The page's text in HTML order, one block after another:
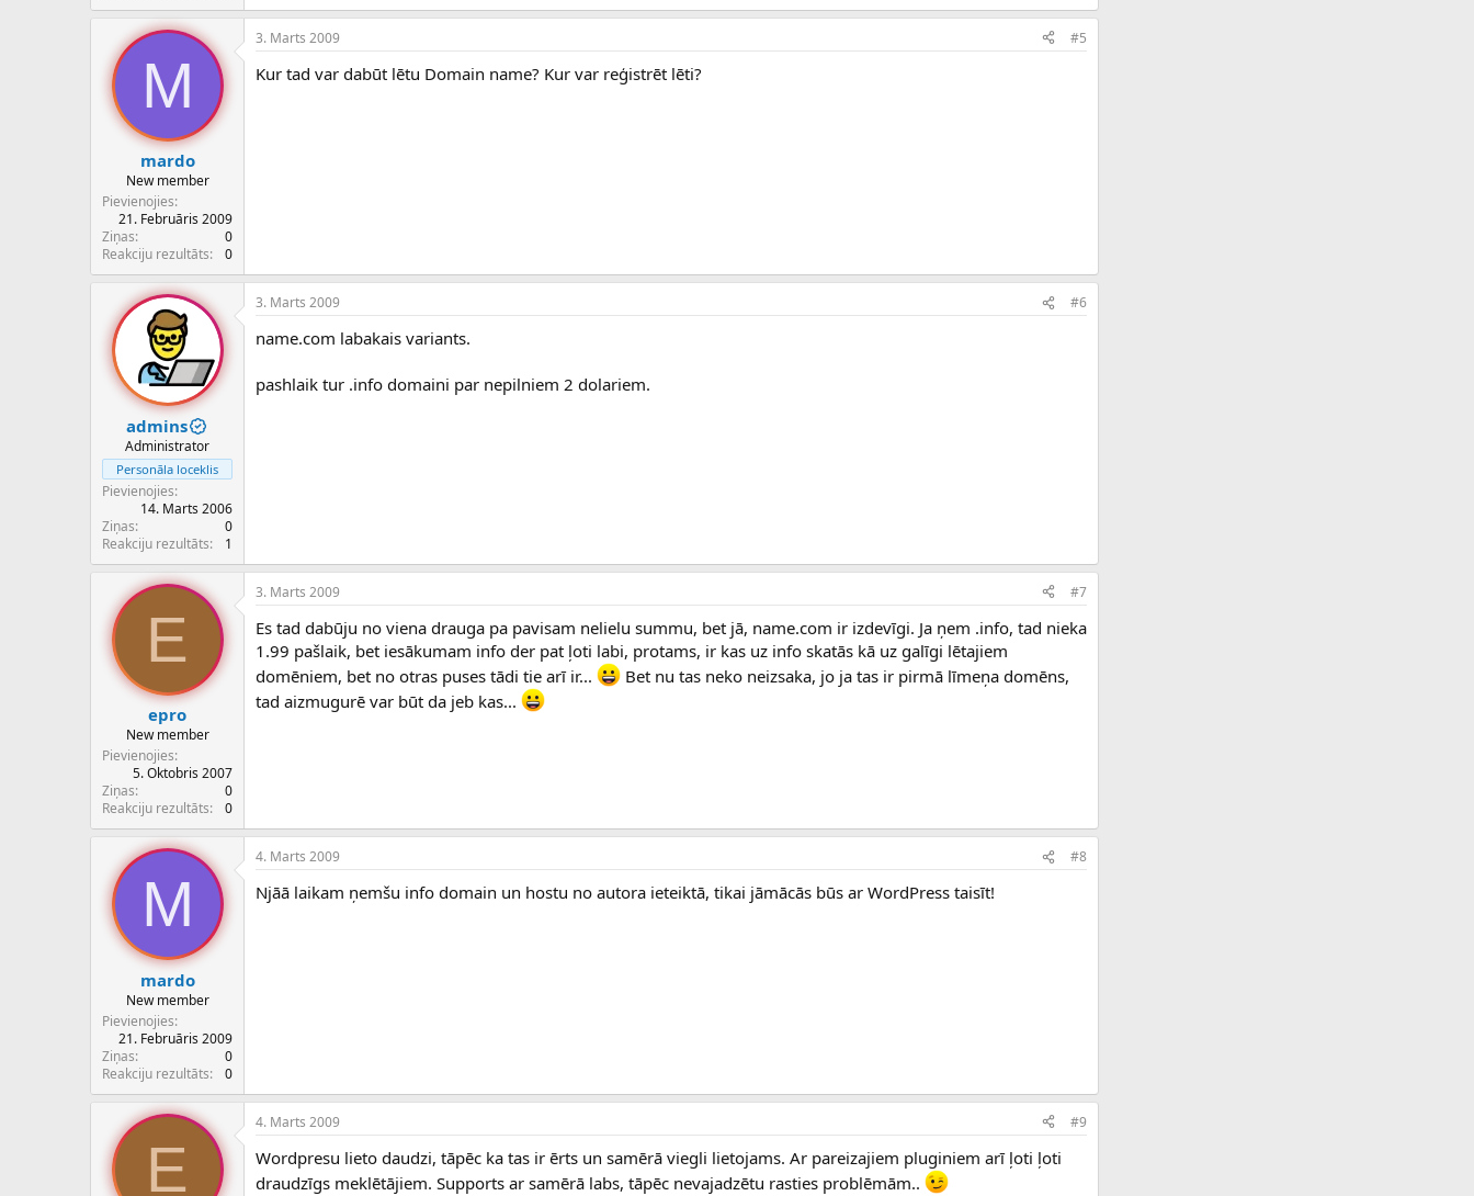
M
mardo
New member
Pievienojies
21. Februāris 2009
Ziņas
0
Reakciju rezultāts
0
3. Marts 2009 #5
Kur tad var dabūt lētu Domain name? Kur var reģistrēt lēti?
admins
Administrator
Personāla loceklis
Pievienojies
14. Marts 2006
Ziņas
0
Reakciju rezultāts
1
3. Marts 2009 #6
name.com labakais variants.
pashlaik tur .info domaini par nepilniem 2 dolariem.
E
epro
New member
Pievienojies
5. Oktobris 2007
Ziņas
0
Reakciju rezultāts
0
3. Marts 2009 #7
Es tad dabūju no viena drauga pa pavisam nelielu summu, bet jā, name.com ir izdevīgi. Ja ņem .info, tad nieka
1.99 pašlaik, bet iesākumam info der pat ļoti labi, protams, ir kas uz info skatās kā uz galīgi lētajiem
domēniem, bet no otras puses tādi tie arī ir...
Bet nu tas neko neizsaka, jo ja tas ir pirmā līmeņa domēns,
tad aizmugurē var būt da jeb kas...
M
mardo
New member
Pievienojies
21. Februāris 2009
Ziņas
0
Reakciju rezultāts
0
4. Marts 2009 #8
Njāā laikam ņemšu info domain un hostu no autora ieteiktā, tikai jāmācās būs ar WordPress taisīt!
E
4. Marts 2009 #9
Wordpresu lieto daudzi, tāpēc ka tas ir ērts un samērā viegli lietojams. Ar pareizajiem pluginiem arī ļoti ļoti
draudzīgs meklētājiem. Supports ar samērā labs, tāpēc nevajadzētu rasties problēmām..